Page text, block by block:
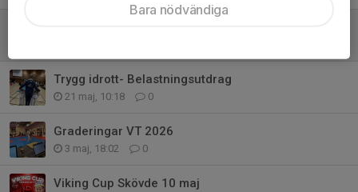
Trygg idrott- Belastningsutdrag
21 maj, 10:18 0
Graderingar VT 2026
3 maj, 18:02 0
Viking Cup Skövde 10 maj
Bara nödvändiga